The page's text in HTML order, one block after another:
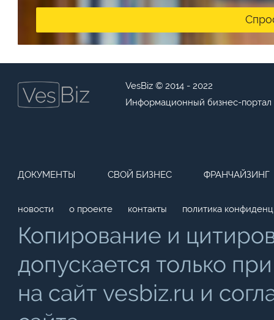
VesBiz © 2014 - 2022
Информационный бизнес-портал
ДОКУМЕНТЫ СВОЙ БИЗНЕС ФРАНЧАЙЗИНГ
новости о проекте контакты политика
Копирование и
допускается только
на сайт vesbiz.ru и